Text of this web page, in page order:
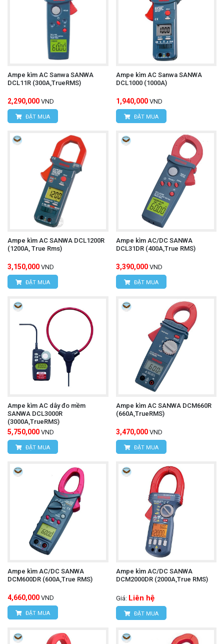
Ampe kìm AC Sanwa SANWA
DCL11R (300A,TrueRMS)
2,290,000 VND
ĐẶT MUA
Ampe kìm AC Sanwa SANWA
DCL1000 (1000A)
1,940,000 VND
ĐẶT MUA
Ampe kìm AC SANWA DCL1200R
(1200A, True Rms)
3,150,000 VND
ĐẶT MUA
Ampe kìm AC/DC SANWA
DCL31DR (400A,True RMS)
3,390,000 VND
ĐẶT MUA
Ampe kìm AC dây đo mềm
SANWA DCL3000R
(3000A,TrueRMS)
5,750,000 VND
ĐẶT MUA
Ampe kìm AC SANWA DCM660R
(660A,TrueRMS)
3,470,000 VND
ĐẶT MUA
Ampe kìm AC/DC SANWA
DCM600DR (600A,True RMS)
4,660,000 VND
ĐẶT MUA
Ampe kìm AC/DC SANWA
DCM2000DR (2000A,True RMS)
Giá: Liên hệ
ĐẶT MUA